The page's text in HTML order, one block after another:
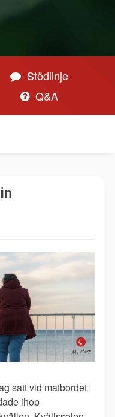
Stödlinje
Q&A
satt vid matbordet
ihop